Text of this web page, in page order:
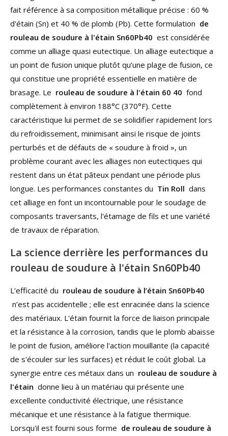
fait référence à sa composition métallique précise : 60 %
d'étain (Sn) et 40 % de plomb (Pb). Cette formulation de
rouleau de soudure à l'étain Sn60Pb40 est considérée
comme un alliage quasi eutectique. Un alliage eutectique a
un point de fusion unique plutôt qu’une plage de fusion, ce
qui constitue une propriété essentielle en matière de
brasage. Le rouleau de soudure à l'étain 60 40 fond
complètement à environ 188°C (370°F). Cette
caractéristique lui permet de se solidifier rapidement lors
du refroidissement, minimisant ainsi le risque de joints
perturbés et de défauts de « soudure à froid », un
problème courant avec les alliages non eutectiques qui
restent dans un état pâteux pendant une période plus
longue. Les performances constantes du Tin Roll dans
cet alliage en font un incontournable pour le soudage de
composants traversants, l'étamage de fils et une variété
de travaux de réparation.
La science derrière les performances du
rouleau de soudure à l'étain Sn60Pb40
L’efficacité du rouleau de soudure à l’étain Sn60Pb40
n’est pas accidentelle ; elle est enracinée dans la science
des matériaux. L'étain fournit la force de liaison principale
et la résistance à la corrosion, tandis que le plomb abaisse
le point de fusion, améliore l'action mouillante (la capacité
de s'écouler sur les surfaces) et réduit le coût global. La
synergie entre ces métaux dans un rouleau de soudure à
l'étain donne lieu à un matériau qui présente une
excellente conductivité électrique, une résistance
mécanique et une résistance à la fatigue thermique.
Lorsqu'il est fourni sous forme de rouleau de soudure à